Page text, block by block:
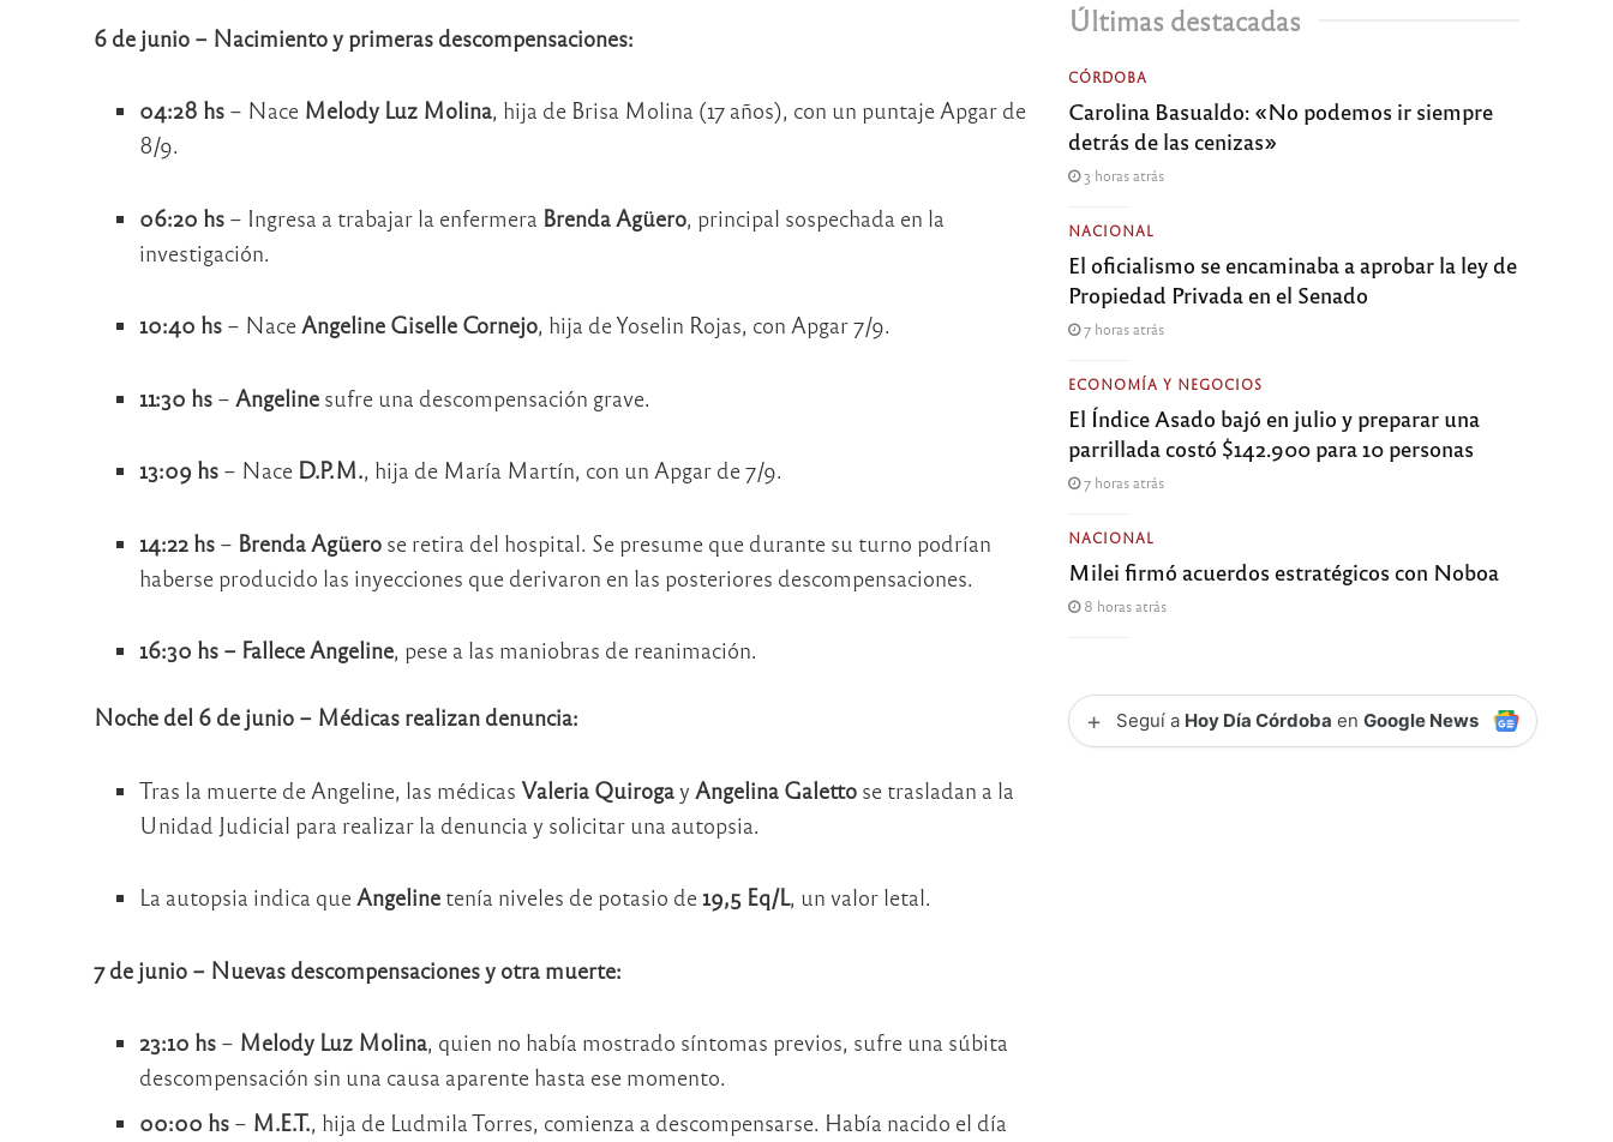
6 de junio – Nacimiento y primeras descompensaciones:
04:28 hs – Nace Melody Luz Molina, hija de Brisa Molina (17 años), con un puntaje Apgar de
8/9.
06:20 hs – Ingresa a trabajar la enfermera Brenda Agüero , principal sospechada en la
investigación.
10:40 hs – Nace Angeline Giselle Cornejo, hija de Yoselin Rojas, con Apgar 7/9.
11:30 hs – Angeline sufre una descompensación grave.
13:09 hs – Nace D.P.M., hija de María Martín, con un Apgar de 7/9.
14:22 hs – Brenda Agüero se retira del hospital. Se presume que durante su turno podrían
haberse producido las inyecciones que derivaron en las posteriores descompensaciones.
16:30 hs – Fallece Angeline, pese a las maniobras de reanimación.
Noche del 6 de junio – Médicas realizan denuncia:
Tras la muerte de Angeline, las médicasValeria Quiroga y Angelina Galetto se trasladan a la
Unidad Judicial para realizar la denuncia y solicitar una autopsia.
La autopsia indica que Angeline tenía niveles de potasio de 19,5 Eq/L, un valor letal.
7 de junio – Nuevas descompensaciones y otra muerte:
23:10 hs – Melody Luz Molina, quien no había mostrado síntomas previos, sufre una súbita
descompensación sin una causa aparente hasta ese momento.
00:00 hs – M.E.T., hija de Ludmila Torres, comienza a descompensarse. Había nacido el día
Últimas destacadas
CÓRDOBA
Carolina Basualdo: «No podemos ir siempre
detrás de las cenizas»
3 horas atrás
NACIONAL
El oficialismo se encaminaba a aprobar la ley de
Propiedad Privada en el Senado
7 horas atrás
ECONOMÍA Y NEGOCIOS
El Índice Asado bajó en julio y preparar una
parrillada costó $142.900 para 10 personas
7 horas atrás
NACIONAL
Milei firmó acuerdos estratégicos con Noboa
8 horas atrás
+ Seguí a Hoy Día Córdoba enGoogle News